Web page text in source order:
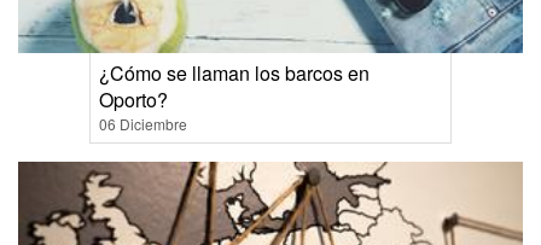
¿Cómo se llaman los barcos en
Oporto?
06 Diciembre